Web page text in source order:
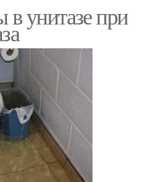
Сливные бачки
Бачок с нижней
подводкой
Бачок с кнопкой
унитазе при